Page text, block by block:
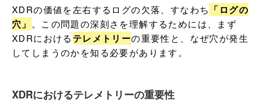
XDRの価値を左右するログの欠落、すなわち 「ログの
穴」 。この問題の深刻さを理解するためには、まず
XDRにおける テレメトリーの重要性と、なぜ穴が発生
してしまうのかを知る必要があります。
XDRにおけるテレメトリーの重要性